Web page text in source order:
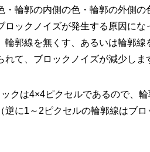
・輪郭の内側の色・輪郭の外側
ロックノイズが発生する原因にな
輪郭線を無くす、あるいは輪郭
れて、ブロックノイズが減少しま
クは4×4ピクセルであるので、
逆に1～2ピクセルの輪郭線はブ